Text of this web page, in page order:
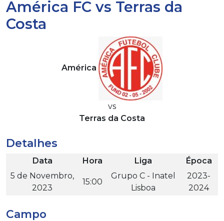
América FC vs Terras da
Costa
América
vs
Terras da Costa
Detalhes
Data Hora Liga
Época
5 de Novembro,
2023
15:00
Grupo C - Inatel
Lisboa
2023-
2024
Campo